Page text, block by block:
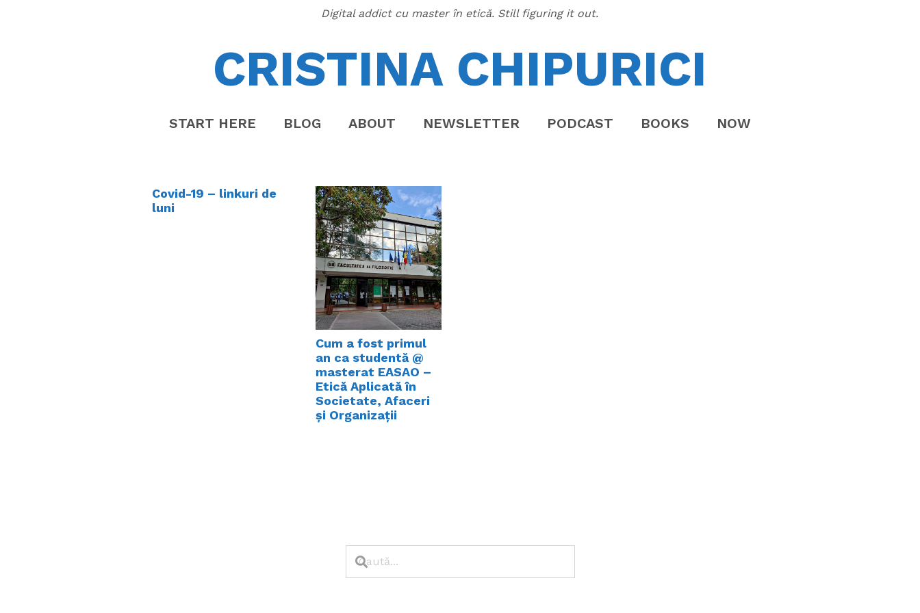
Digital addict cu master în etică. Still figuring it out.
CRISTINA CHIPURICI
START HERE BLOG ABOUT NEWSLETTER PODCAST BOOKS NOW
Covid-19 – linkuri de
luni
Cum a fost primul
an ca studentă @
masterat EASAO –
Etică Aplicată în
Societate, Afaceri
și Organizații